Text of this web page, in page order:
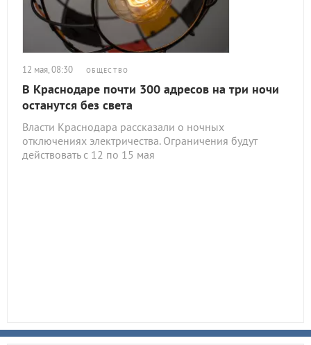
12 мая, 08:30 ОБЩЕСТВО
В Краснодаре почти 300 адресов на три ночи
останутся без света
Власти Краснодара рассказали о ночных
отключениях электричества. Ограничения будут
действовать с 12 по 15 мая